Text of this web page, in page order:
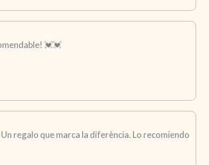
💓💓
regalo que marca la diferència. Lo recomiendo